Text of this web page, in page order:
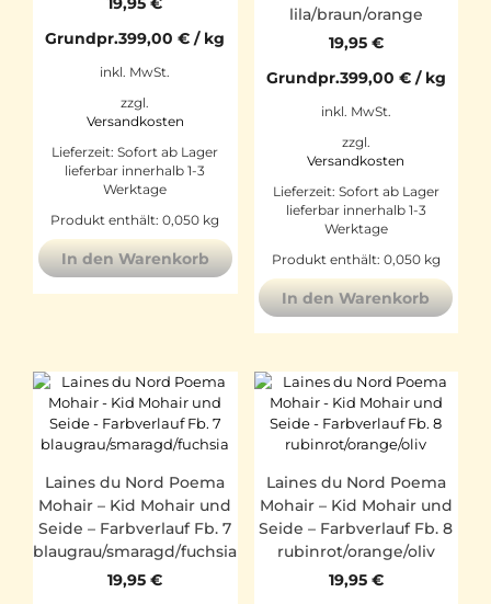
Grundpr.399,00€ / kg
inkl. MwSt.
zzgl.
Versandkosten
Lieferzeit:Sofort ab Lager
lieferbar innerhalb 1-3
Werktage
Produkt enthält: 0,050 kg
In den Warenkorb
lila/braun/orange
19,95 €
Grundpr.399,00 €/ kg
inkl. MwSt.
zzgl.
Versandkosten
Lieferzeit: Sofort ab Lager
lieferbar innerhalb 1-3
Werktage
Produkt enthält: 0,050 kg
In den Warenkorb
Laines du Nord Poema
Mohair – Kid Mohair und
Seide – Farbverlauf Fb. 7
blaugrau/smaragd/fuchsia
19,95€
Laines du Nord Poema
Mohair – Kid Mohair und
Seide – Farbverlauf Fb. 8
rubinrot/orange/oliv
19,95 €